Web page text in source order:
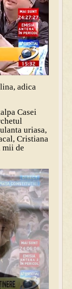
adica
Casei
uriasa,
Cristiana
mii de